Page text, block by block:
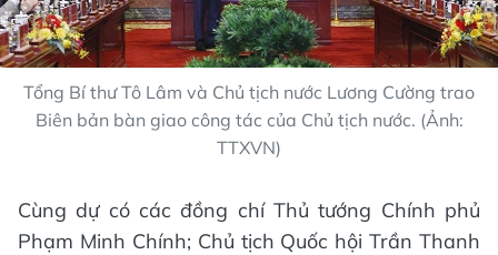
Tổng Bí thư Tô Lâm và Chủ tịch nước Lương Cường trao
Biên bản bàn giao công tác của Chủ tịch nước. (Ảnh:
TTXVN)
Cùng dự có các đồng chí Thủ tướng Chính phủ
Phạm Minh Chính; Chủ tịch Quốc hội Trần Thanh